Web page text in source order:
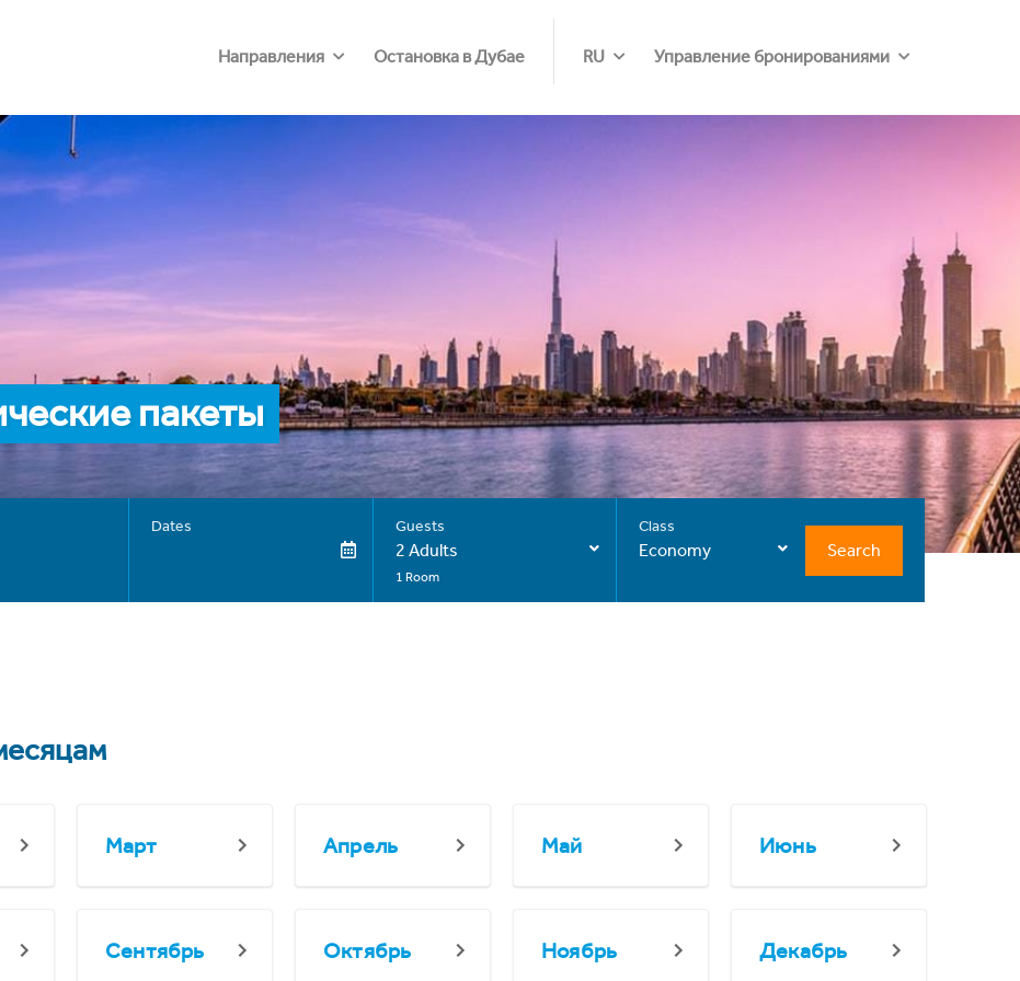
Направления Остановка в Дубае RU Управление бронированиями
пакеты
Dates Guests
2 Adults
1 Room
Class
Economy Search
Март Апрель Май Июнь
Сентябрь Октябрь Ноябрь Декабрь